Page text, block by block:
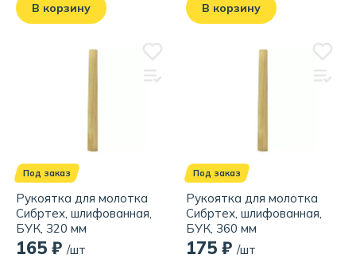
В корзину В корзину
Под заказ
Рукоятка для молотка
Сибртех, шлифованная,
БУК, 320 мм
165 ₽ /шт
Под заказ
Рукоятка для молотка
Сибртех, шлифованная,
БУК, 360 мм
175 ₽ /шт